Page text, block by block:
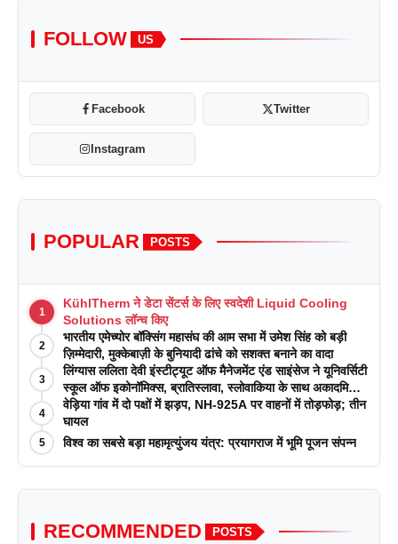
FOLLOW US
Facebook Twitter
Instagram
POPULAR POSTS
1
KühlTherm ने डेटा सेंटर्स के लिए स्वदेशी Liquid Cooling
Solutions लॉन्च किए
2
भारतीय एमेच्योर बॉक्सिंग महासंघ की आम सभा में उमेश सिंह को बड़ी
ज़िम्मेदारी, मुक्केबाज़ी के बुनियादी ढांचे को सशक्त बनाने का वादा
3
लिंग्यास ललिता देवी इंस्टीट्यूट ऑफ मैनेजमेंट एंड साइंसेज ने यूनिवर्सिटी
स्कूल ऑफ इकोनॉमिक्स, ब्रातिस्लावा, स्लोवाकिया के साथ अकादमिक
पत्रिकाओं में प्रकाशन रणनीतियों पर एक दिवसीय कार्यशाला का
आयोजन किया
4
वेड़िया गांव में दो पक्षों में झड़प, NH-925A पर वाहनों में तोड़फोड़; तीन
घायल
5 विश्व का सबसे बड़ा महामृत्युंजय यंत्र: प्रयागराज में भूमि पूजन संपन्न
RECOMMENDED POSTS